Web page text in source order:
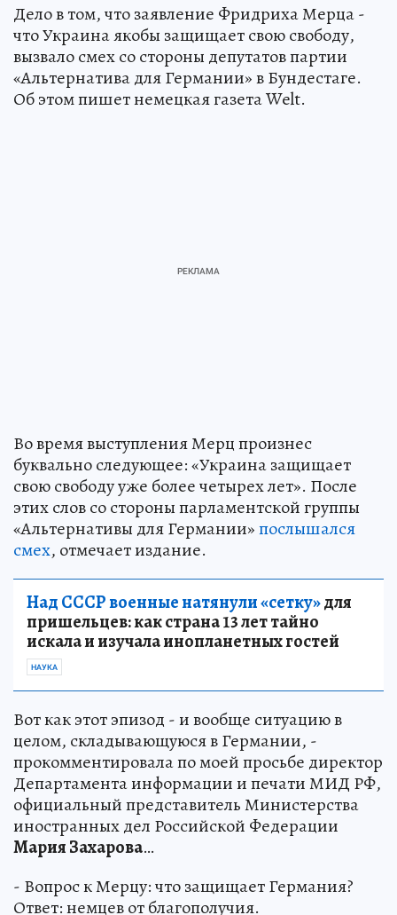
Дело в том, что заявление Фридриха Мерца -
что Украина якобы защищает свою свободу,
вызвало смех со стороны депутатов партии
«Альтернатива для Германии» в Бундестаге.
Об этом пишет немецкая газета Welt.
Во время выступления Мерц произнес
буквально следующее: «Украина защищает
свою свободу уже более четырех лет». После
этих слов со стороны парламентской группы
«Альтернативы для Германии»послышался
смех, отмечает издание.
Над СССР военные натянули «сетку»для
пришельцев: как страна 13 лет тайно
искала и изучала инопланетных гостей
НАУКА
Вот как этот эпизод - и вообще ситуацию в
целом, складывающуюся в Германии, -
прокомментировала по моей просьбе директор
Департамента информации и печати МИД РФ,
официальный представитель Министерства
иностранных дел Российской Федерации
Мария Захарова…
- Вопрос к Мерцу: что защищает Германия?
Ответ: немцев от благополучия.